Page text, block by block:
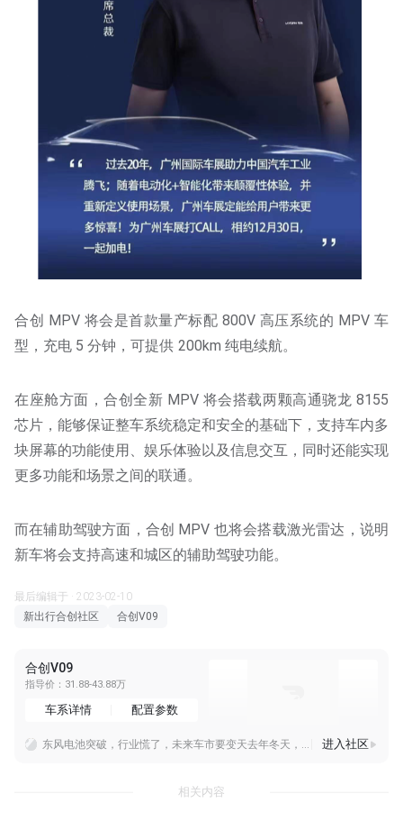
合创 MPV 将会是首款量产标配 800V 高压系统的 MPV 车
型，充电 5 分钟，可提供 200km 纯电续航。
在座舱方面，合创全新 MPV 将会搭载两颗高通骁龙 8155
芯片，能够保证整车系统稳定和安全的基础下，支持车内多
块屏幕的功能使用、娱乐体验以及信息交互，同时还能实现
更多功能和场景之间的联通。
而在辅助驾驶方面，合创 MPV 也将会搭载激光雷达，说明
新车将会支持高速和城区的辅助驾驶功能。
最后编辑于 · 2023-02-10
新出行合创社区
合创V09
合创V09
指导价：31.88-43.88万
车系详情 配置参数
进入社区
相关内容